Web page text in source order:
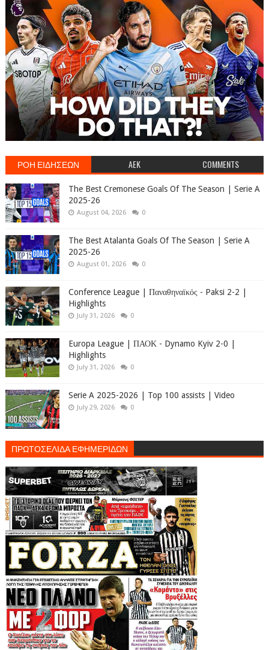
ΡΟΗ ΕΙΔΗΣΕΩΝ AEK COMMENTS
The Best Cremonese Goals Of The Season | Serie A
2025-26
August 04, 2026 0
The Best Atalanta Goals Of The Season | Serie A
2025-26
August 01, 2026 0
Conference League | Παναθηναϊκός - Paksi 2-2 |
Highlights
July 31, 2026 0
Europa League | ΠΑΟΚ - Dynamo Kyiv 2-0 |
Highlights
July 31, 2026 0
Serie A 2025-2026 | Top 100 assists | Video
July 29, 2026 0
ΠΡΩΤΟΣΕΛΙΔΑ ΕΦΗΜΕΡΙΔΩΝ